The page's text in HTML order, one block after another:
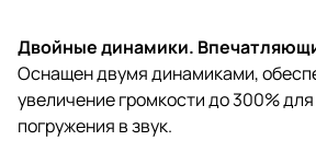
Двойные динамики.
Оснащен двумя динамиками,
увеличение громкости до 300%
погружения в звук.